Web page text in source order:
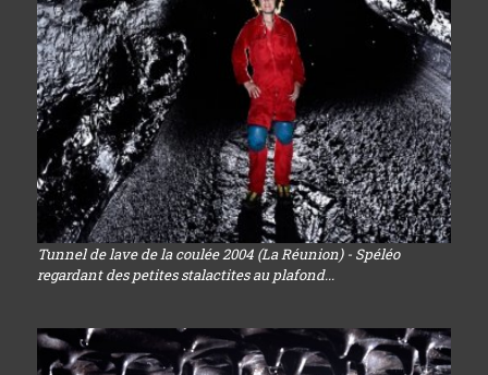
Tunnel de lave de la coulée 2004 (La Réunion) - Spéléo
regardant des petites stalactites au plafond...